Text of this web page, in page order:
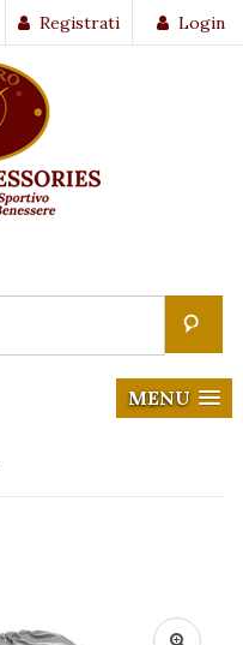
Login
Registrati
MENU